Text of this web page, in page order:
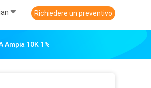
Richiedere un preventivo
Ampia 10K 1%